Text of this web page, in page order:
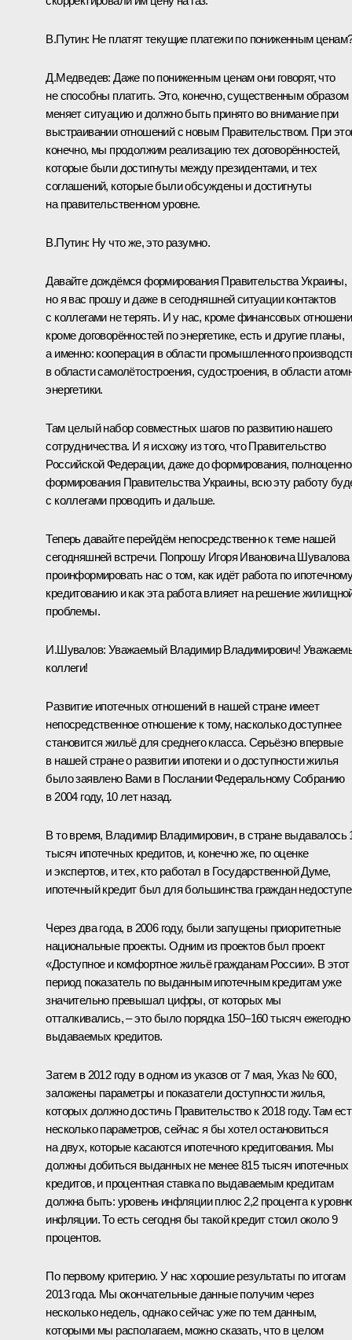
В.Путин: Не платят текущие платежи по пониженным
Д.Медведев: Даже по пониженным ценам они говорят, что
не способны платить. Это, конечно, существенным образом
меняет ситуацию и должно быть принято во внимание при
выстраивании отношений с новым Правительством. При
конечно, мы продолжим реализацию тех договорённостей,
которые были достигнуты между президентами, и тех
соглашений, которые были обсуждены и достигнуты
на правительственном уровне.
В.Путин: Ну что же, это разумно.
Давайте дождёмся формирования Правительства Украины,
но я вас прошу и даже в сегодняшней ситуации контактов
с коллегами не терять. И у нас, кроме финансовых
кроме договорённостей по энергетике, есть и другие планы,
а именно: кооперация в области промышленного
в области самолётостроения, судостроения, в области
энергетики.
Там целый набор совместных шагов по развитию нашего
сотрудничества. И я исхожу из того, что Правительство
Российской Федерации, даже до формирования,
формирования Правительства Украины, всю эту работу
с коллегами проводить и дальше.
Теперь давайте перейдём непосредственно к теме нашей
сегодняшней встречи. Попрошу Игоря Ивановича Шувалова
проинформировать нас о том, как идёт работа по
кредитованию и как эта работа влияет на решение
проблемы.
И.Шувалов: Уважаемый Владимир Владимирович!
коллеги!
Развитие ипотечных отношений в нашей стране имеет
непосредственное отношение к тому, насколько доступнее
становится жильё для среднего класса. Серьёзно впервые
в нашей стране о развитии ипотеки и о доступности жилья
было заявлено Вами в Послании Федеральному Собранию
в 2004 году, 10 лет назад.
В то время, Владимир Владимирович, в стране выдавалось
тысяч ипотечных кредитов, и, конечно же, по оценке
и экспертов, и тех, кто работал в Государственной Думе,
ипотечный кредит был для большинства граждан
Через два года, в 2006 году, были запущены приоритетные
национальные проекты. Одним из проектов был проект
«Доступное и комфортное жильё гражданам России». В этот
период показатель по выданным ипотечным кредитам уже
значительно превышал цифры, от которых мы
отталкивались, – это было порядка 150–160 тысяч ежегодно
выдаваемых кредитов.
Затем в 2012 году в одном из указов от 7 мая, Указ № 600,
заложены параметры и показатели доступности жилья,
которых должно достичь Правительство к 2018 году. Там
несколько параметров, сейчас я бы хотел остановиться
на двух, которые касаются ипотечного кредитования. Мы
должны добиться выданных не менее 815 тысяч ипотечных
кредитов, и процентная ставка по выдаваемым кредитам
должна быть: уровень инфляции плюс 2,2 процента к
инфляции. То есть сегодня бы такой кредит стоил около 9
процентов.
По первому критерию. У нас хорошие результаты по итогам
2013 года. Мы окончательные данные получим через
несколько недель, однако сейчас уже по тем данным,
которыми мы располагаем, можно сказать, что в целом